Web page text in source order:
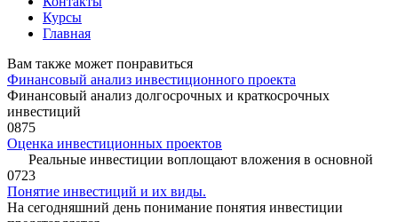
Курсы
Главная
Вам также может понравиться
Финансовый анализ инвестиционного проекта
Финансовый анализ долгосрочных и краткосрочных
инвестиций
0875
Оценка инвестиционных проектов
Реальные инвестиции воплощают вложения в основной
0723
Понятие инвестиций и их виды.
На сегодняшний день понимание понятия инвестиции